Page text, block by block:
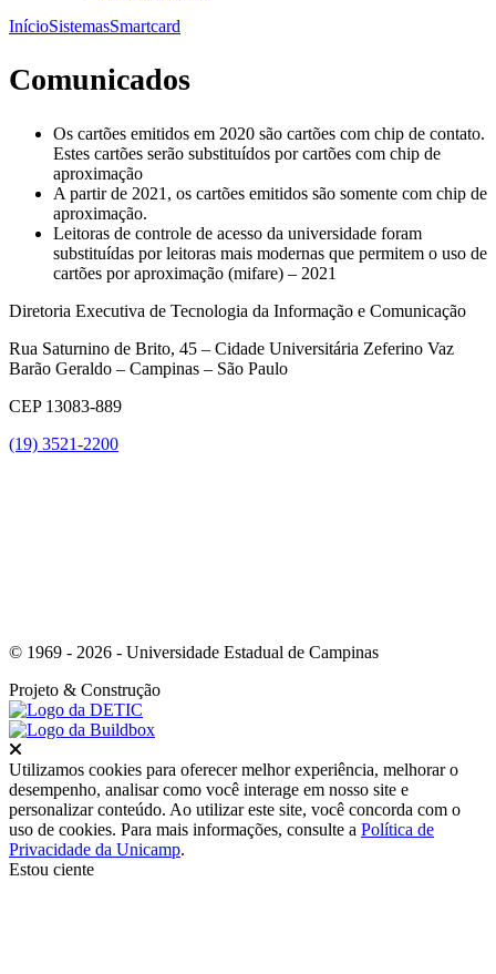
InícioSistemasSmartcard
Comunicados
Os cartões emitidos em 2020 são cartões com chip de contato.
Estes cartões serão substituídos por cartões com chip de
aproximação
A partir de 2021, os cartões emitidos são somente com chip de
aproximação.
Leitoras de controle de acesso da universidade foram
substituídas por leitoras mais modernas que permitem o uso de
cartões por aproximação (mifare) – 2021
Diretoria Executiva de Tecnologia da Informação e Comunicação
Rua Saturnino de Brito, 45 – Cidade Universitária Zeferino Vaz
Barão Geraldo – Campinas – São Paulo
CEP 13083-889
(19) 3521-2200
© 1969 - 2026 - Universidade Estadual de Campinas
Projeto & Construção
Utilizamos cookies para oferecer melhor experiência, melhorar o
desempenho, analisar como você interage em nosso site e
personalizar conteúdo. Ao utilizar este site, você concorda com o
uso de cookies. Para mais informações, consulte a Política de
Privacidade da Unicamp.
Estou ciente